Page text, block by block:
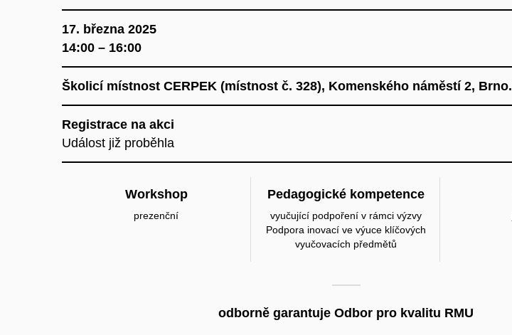
17. března 2025
14:00 – 16:00
Školicí místnost CERPEK (místnost č. 328), Komenského náměstí 2, Brno.
Registrace na akci
Událost již proběhla
Workshop
prezenční
Pedagogické kompetence
vyučující podpoření v rámci výzvy
Podpora inovací ve výuce klíčových
vyučovacích předmětů
odborně garantuje Odbor pro kvalitu RMU